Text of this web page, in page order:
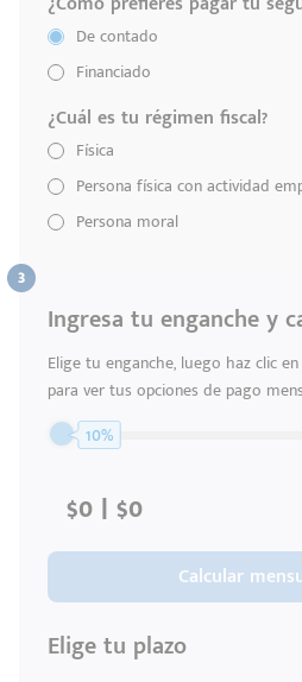
Escríbenos
De contado
Financiado
¿Cuál es tu régimen fiscal?
Física
Persona física con actividad
Persona moral
Ingresa tu enganche y
Elige tu enganche, luego haz clic
para ver tus opciones de pago
10%
Calcular
Elige tu plazo